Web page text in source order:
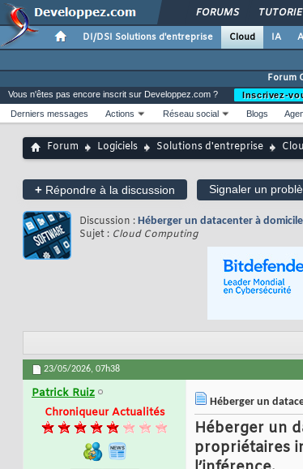
FORUMS
DI/DSI Solutions d'entreprise Cloud IA
Forum
Vous n'êtes pas encore inscrit sur Developpez.com ?
Inscrivez-
Derniers messages
Actions Réseau social Blogs
Forum Logiciels Solutions d'entreprise
+ Répondre à la discussion Signaler un
Discussion : Héberger un datacenter à
Sujet : Cloud Computing
23/05/2026, 07h38
Patrick Ruiz
Chroniqueur Actualités
Héberger un
Héberger un
propriétaires